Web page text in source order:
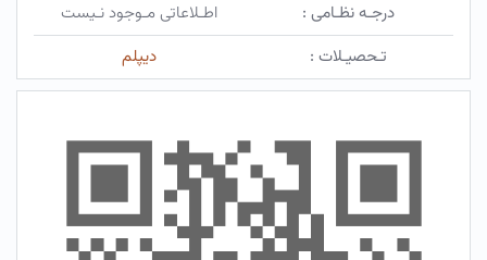
درجـه نظـامی :
اطـلاعاتی مـوجود نـیست
تـحصیـلات :
دیپلم